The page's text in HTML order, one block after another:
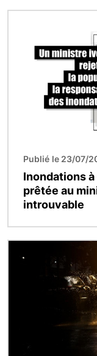
Publié le 23/07/
Inondations
prêtée au
introuvable